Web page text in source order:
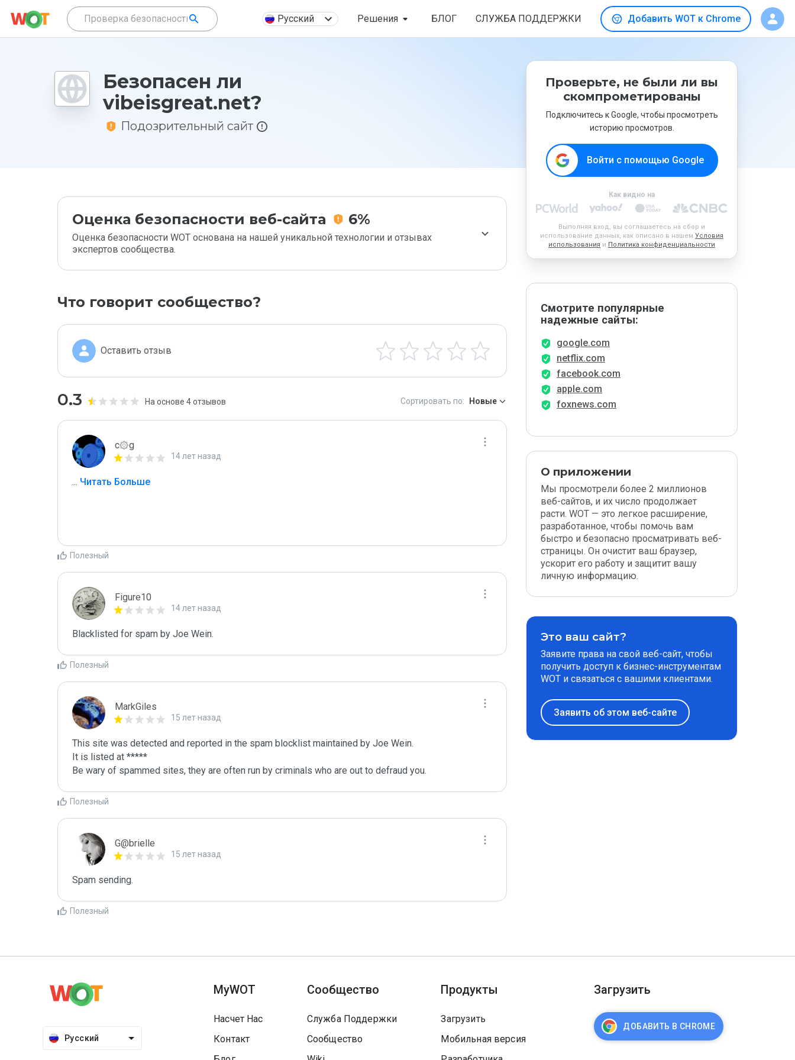
Русский Решения БЛОГ СЛУЖБА ПОДДЕРЖКИ Добавить WOT к Chrome
Безопасен ли
vibeisgreat.net?
Подозрительный сайт
Оценка безопасности веб-сайта 6%
Оценка безопасности WOT основана на нашей уникальной технологии и отзывах
экспертов сообщества.
Что говорит сообщество?
Оставить отзыв
0.3 На основе 4 отзывов Сортировать по: Новые
c۞g
14 лет назад
... Читать Больше
Полезный
Figure10
14 лет назад
Blacklisted for spam by Joe Wein.
Полезный
MarkGiles
15 лет назад
This site was detected and reported in the spam blocklist maintained by Joe Wein.
It is listed at *****
Be wary of spammed sites, they are often run by criminals who are out to defraud you.
Полезный
G@brielle
15 лет назад
Spam sending.
Полезный
Проверьте, не были ли вы
скомпрометированы
Подключитесь к Google, чтобы просмотреть
историю просмотров.
Войти с помощью Google
Как видно на
Выполняя вход, вы соглашаетесь на сбор и
использование данных, как описано в нашем Условия
использования и Политика конфиденциальности
Смотрите популярные
надежные сайты:
google.com
netflix.com
facebook.com
apple.com
foxnews.com
О приложении
Мы просмотрели более 2 миллионов
веб-сайтов, и их число продолжает
расти. WOT — это легкое расширение,
разработанное, чтобы помочь вам
быстро и безопасно просматривать веб-
страницы. Он очистит ваш браузер,
ускорит его работу и защитит вашу
личную информацию.
Это ваш сайт?
Заявите права на свой веб-сайт, чтобы
получить доступ к бизнес-инструментам
WOT и связаться с вашими клиентами.
Заявить об этом веб-сайте
Русский
MyWOT
Насчет Нас
Контакт
Сообщество
Служба Поддержки
Сообщество
Продукты
Загрузить
Мобильная версия
Загрузить
ДОБАВИТЬ В CHROME